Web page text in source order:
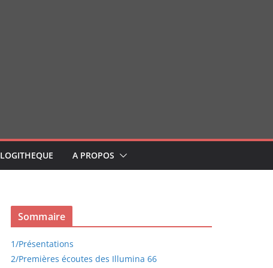
LOGITHEQUE A PROPOS
Sommaire
1/Présentations
2/Premières écoutes des Illumina 66